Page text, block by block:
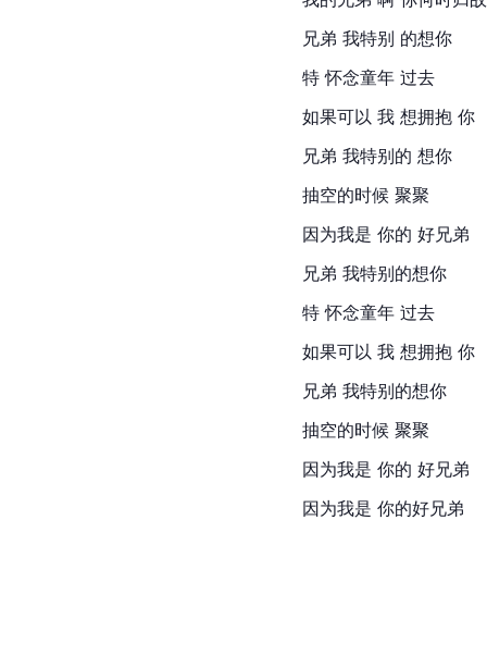
兄弟 我特别 的想你
特 怀念童年 过去
如果可以 我 想拥抱 你
兄弟 我特别的 想你
抽空的时候 聚聚
因为我是 你的 好兄弟
兄弟 我特别的想你
特 怀念童年 过去
如果可以 我 想拥抱 你
兄弟 我特别的想你
抽空的时候 聚聚
因为我是 你的 好兄弟
因为我是 你的好兄弟